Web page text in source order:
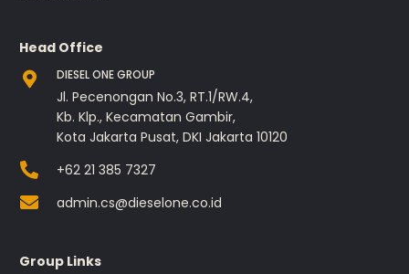
Head Office
DIESEL ONE GROUP
Jl. Pecenongan No.3, RT.1/RW.4,
Kb. Klp., Kecamatan Gambir,
Kota Jakarta Pusat, DKI Jakarta 10120
+62 21 385 7327
admin.cs@dieselone.co.id
Group Links